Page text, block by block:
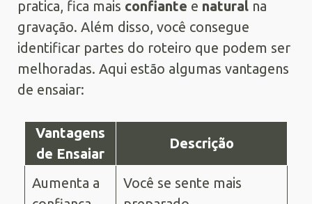
pratica, fica mais confiante e natural na
gravação. Além disso, você consegue
identificar partes do roteiro que podem ser
melhoradas. Aqui estão algumas vantagens
de ensaiar:
Vantagens
de Ensaiar
Descrição
Aumenta a
Você se sente mais